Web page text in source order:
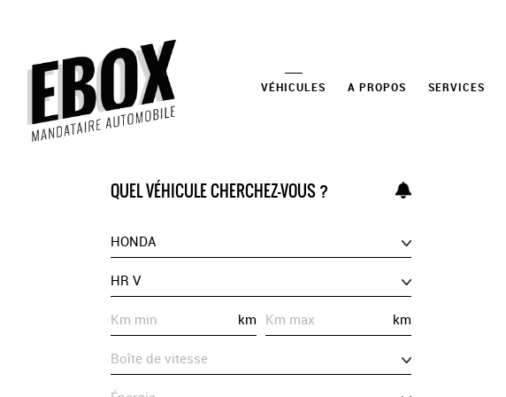
VÉHICULES A PROPOS SERVICES
QUEL VÉHICULE CHERCHEZ-VOUS ?
HONDA
HR V
km km
Boîte de vitesse